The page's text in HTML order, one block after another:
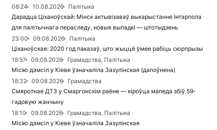
08:24
10.08.2026
Палітыка
Дарадца Ціханоўскай: Мінск актывізаваў выкарыстанне Інтэрпола
для палітычнага пераследу, новыя выпадкі — штотыдзень
23:00
09.08.2026
Палітыка
Ціханоўская: 2020 год паказаў, што жыццё ўмее рабіць сюрпрызы
18:57
09.08.2026
Грамадства, Палітыка
Місію дэмсіл у Кіеве ўзначаліла Зазулінская (дапоўнена)
18:32
09.08.2026
Грамадства
Смяротнае ДТЗ у Смаргонскім раёне — кіроўца мапеда збіў 59-
гадовую жанчыну
18:10
09.08.2026
Грамадства, Палітыка
Місію дэмсіл у Кіеве ўзначаліла Зазулінская